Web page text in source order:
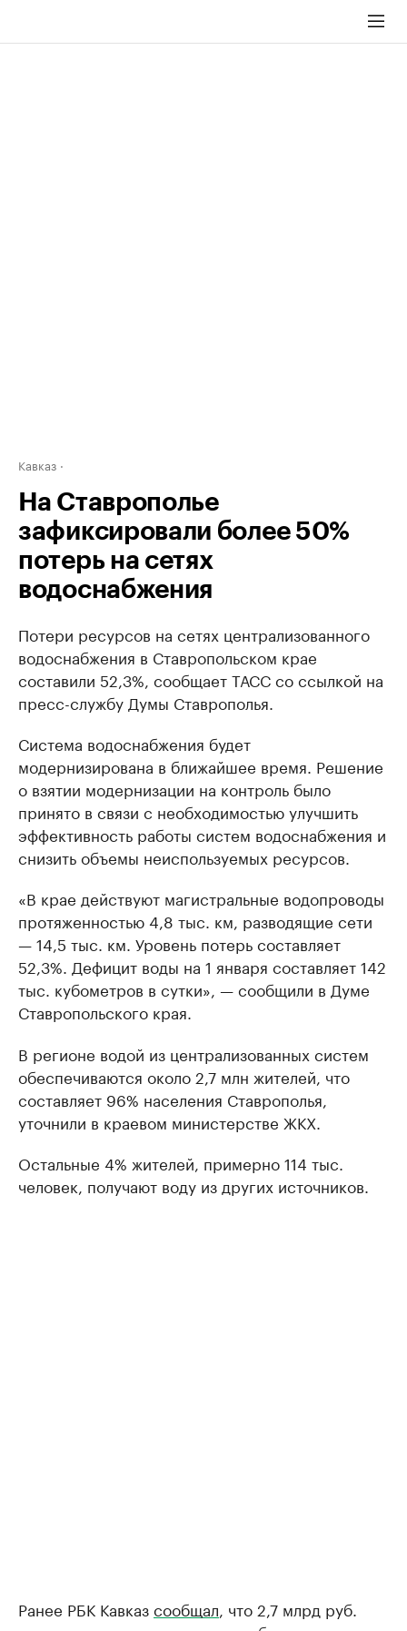
Кавказ
На Ставрополье
зафиксировали более 50%
потерь на сетях
водоснабжения
Потери ресурсов на сетях централизованного
водоснабжения в Ставропольском крае
составили 52,3%, сообщает ТАСС со ссылкой на
пресс-службу Думы Ставрополья.
Система водоснабжения будет
модернизирована в ближайшее время. Решение
о взятии модернизации на контроль было
принято в связи с необходимостью улучшить
эффективность работы систем водоснабжения и
снизить объемы неиспользуемых ресурсов.
«В крае действуют магистральные водопроводы
протяженностью 4,8 тыс. км, разводящие сети
— 14,5 тыс. км. Уровень потерь составляет
52,3%. Дефицит воды на 1 января составляет 142
тыс. кубометров в сутки», — сообщили в Думе
Ставропольского края.
В регионе водой из централизованных систем
обеспечиваются около 2,7 млн жителей, что
составляет 96% населения Ставрополья,
уточнили в краевом министерстве ЖКХ.
Остальные 4% жителей, примерно 114 тыс.
человек, получают воду из других источников.
Ранее РБК Кавказсообщал , что 2,7 млрд руб.